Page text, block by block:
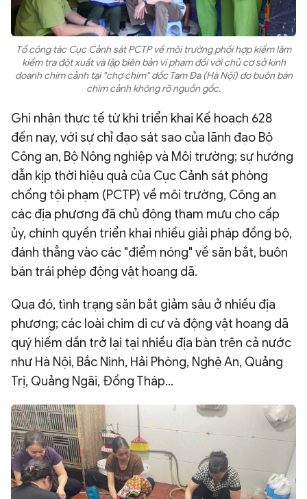
Tổ công tác Cục Cảnh sát PCTP về môi trường phối hợp kiểm lâm
kiểm tra đột xuất và lập biên bản vi phạm đối với chủ cơ sở kinh
doanh chim cảnh tại "chợ chim" dốc Tam Đa (Hà Nội) do buôn bán
chim cảnh không rõ nguồn gốc.
Ghi nhận thực tế từ khi triển khai Kế hoạch 628
đến nay, với sự chỉ đạo sát sao của lãnh đạo Bộ
Công an, Bộ Nông nghiệp và Môi trường; sự hướng
dẫn kịp thời hiệu quả của Cục Cảnh sát phòng
chống tội phạm (PCTP) về môi trường, Công an
các địa phương đã chủ động tham mưu cho cấp
ủy, chính quyền triển khai nhiều giải pháp đồng bộ,
đánh thẳng vào các "điểm nóng" về săn bắt, buôn
bán trái phép động vật hoang dã.
Qua đó, tình trạng săn bắt giảm sâu ở nhiều địa
phương; các loài chim di cư và động vật hoang dã
quý hiếm dần trở lại tại nhiều địa bàn trên cả nước
như Hà Nội, Bắc Ninh, Hải Phòng, Nghệ An, Quảng
Trị, Quảng Ngãi, Đồng Tháp...